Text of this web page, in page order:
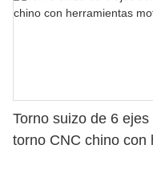
Torno suizo de 6
torno CNC chino con